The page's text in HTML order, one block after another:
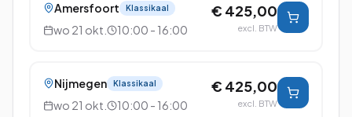
Amersfoort Klassikaal
wo 21 okt. 10:00 - 16:00
€ 425,00
excl. BTW
Nijmegen Klassikaal
wo 21 okt. 10:00 - 16:00
€ 425,00
excl. BTW